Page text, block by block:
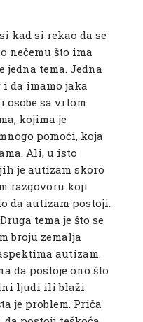
kad si rekao da se
nečemu što ima
jedna tema. Jedna
i da imamo jaka
osobe sa vrlom
kojima je
pomoći, koja
Ali, u isto
je autizam skoro
razgovoru koji
da autizam postoji.
tema je što se
broju zemalja
autizam.
da postoje ono što
ljudi ili blaži
je problem. Priča